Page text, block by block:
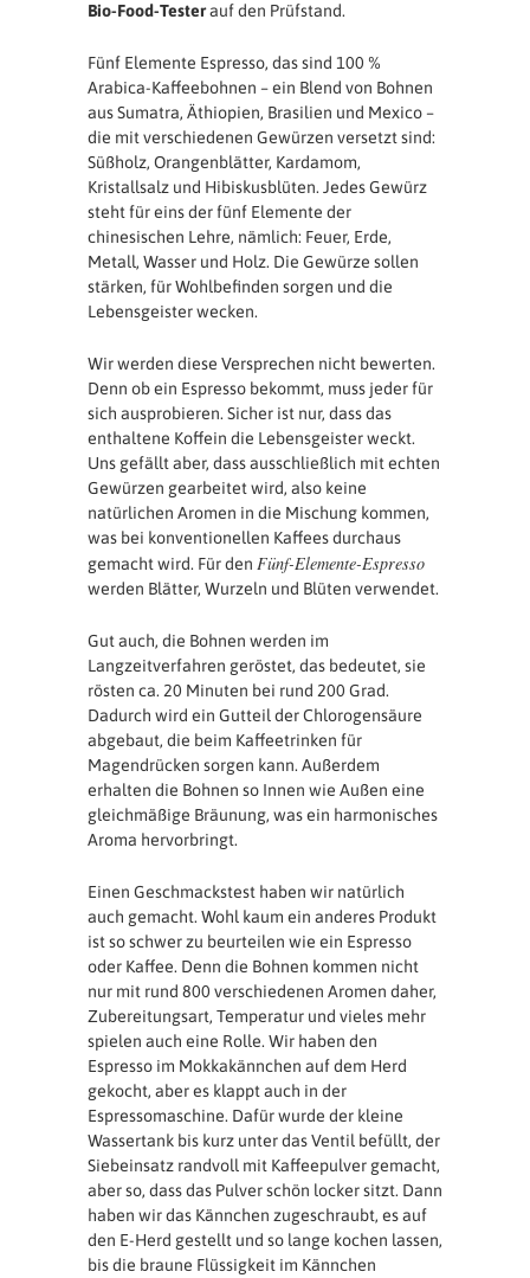
Bio-Food-Testerauf den Prüfstand.
Fünf Elemente Espresso, das sind 100 %
Arabica-Kaffeebohnen – ein Blend von Bohnen
aus Sumatra, Äthiopien, Brasilien und Mexico –
die mit verschiedenen Gewürzen versetzt sind:
Süßholz, Orangenblätter, Kardamom,
Kristallsalz und Hibiskusblüten. Jedes Gewürz
steht für eins der fünf Elemente der
chinesischen Lehre, nämlich: Feuer, Erde,
Metall, Wasser und Holz. Die Gewürze sollen
stärken, für Wohlbefinden sorgen und die
Lebensgeister wecken.
Wir werden diese Versprechen nicht bewerten.
Denn ob ein Espresso bekommt, muss jeder für
sich ausprobieren. Sicher ist nur, dass das
enthaltene Koffein die Lebensgeister weckt.
Uns gefällt aber, dass ausschließlich mit echten
Gewürzen gearbeitet wird, also keine
natürlichen Aromen in die Mischung kommen,
was bei konventionellen Kaffees durchaus
gemacht wird. Für den Fünf-Elemente-Espresso
werden Blätter, Wurzeln und Blüten verwendet.
Gut auch, die Bohnen werden im
Langzeitverfahren geröstet, das bedeutet, sie
rösten ca. 20 Minuten bei rund 200 Grad.
Dadurch wird ein Gutteil der Chlorogensäure
abgebaut, die beim Kaffeetrinken für
Magendrücken sorgen kann. Außerdem
erhalten die Bohnen so Innen wie Außen eine
gleichmäßige Bräunung, was ein harmonisches
Aroma hervorbringt.
Einen Geschmackstest haben wir natürlich
auch gemacht. Wohl kaum ein anderes Produkt
ist so schwer zu beurteilen wie ein Espresso
oder Kaffee. Denn die Bohnen kommen nicht
nur mit rund 800 verschiedenen Aromen daher,
Zubereitungsart, Temperatur und vieles mehr
spielen auch eine Rolle. Wir haben den
Espresso im Mokkakännchen auf dem Herd
gekocht, aber es klappt auch in der
Espressomaschine. Dafür wurde der kleine
Wassertank bis kurz unter das Ventil befüllt, der
Siebeinsatz randvoll mit Kaffeepulver gemacht,
aber so, dass das Pulver schön locker sitzt. Dann
haben wir das Kännchen zugeschraubt, es auf
den E-Herd gestellt und so lange kochen lassen,
bis die braune Flüssigkeit im Kännchen